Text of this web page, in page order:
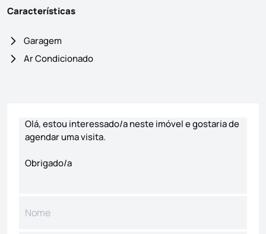
Características
Garagem
Ar Condicionado